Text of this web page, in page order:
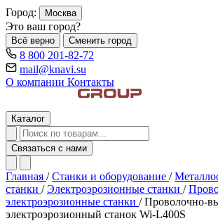
Город: Москва
Это ваш город?
Всё верно Сменить город
8 800 201-82-72
mail@knavi.su
О компании Контакты
Каталог
Связаться с нами
Главная / Станки и оборудование /
станки / Электроэрозионные станки /
электроэрозионные станки / Проволочно-
электроэрозионный станок Wi-L400S